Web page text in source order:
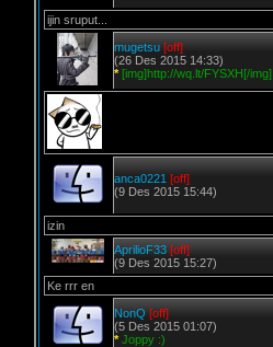
ijin sruput...
mugetsu [off]
(26 Des 2015 14:33)
* [img]http://wq.lt/FYSXH[/img]
anca0221 [off]
(9 Des 2015 15:44)
izin
AprilioF33 [off]
(9 Des 2015 15:27)
Ke rrr en
NonQ [off]
(5 Des 2015 01:07)
* Joppy :)